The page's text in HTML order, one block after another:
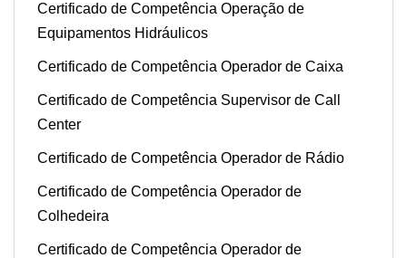
Certificado de Competência Operação de
Equipamentos Hidráulicos
Certificado de Competência Operador de Caixa
Certificado de Competência Supervisor de Call
Center
Certificado de Competência Operador de Rádio
Certificado de Competência Operador de
Colhedeira
Certificado de Competência Operador de